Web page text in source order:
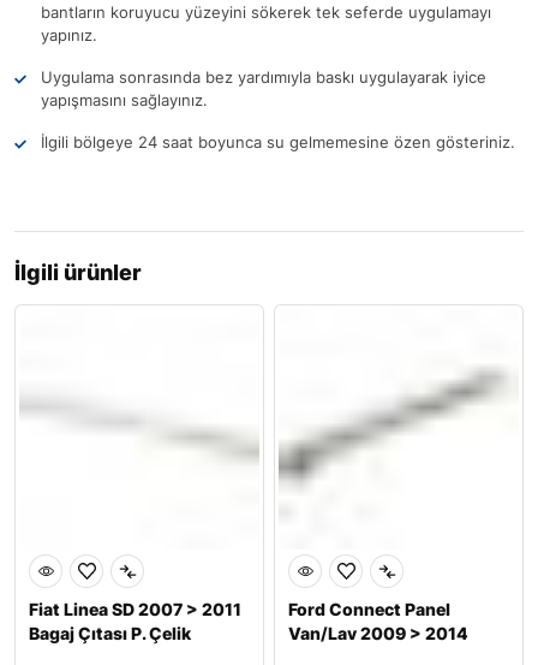
bantların koruyucu yüzeyini sökerek tek seferde uygulamayı
yapınız.
Uygulama sonrasında bez yardımıyla baskı uygulayarak iyice
yapışmasını sağlayınız.
İlgili bölgeye 24 saat boyunca su gelmemesine özen gösteriniz.
İlgili ürünler
Fiat Linea SD 2007 > 2011
Bagaj Çıtası P. Çelik
Ford Connect Panel
Van/Lav 2009 > 2014